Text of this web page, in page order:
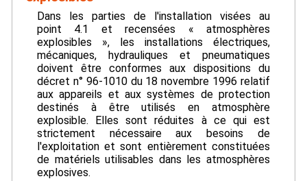
Dans les parties de l'installation visées au
point 4.1 et recensées « atmosphères
explosibles », les installations électriques,
mécaniques, hydrauliques et pneumatiques
doivent être conformes aux dispositions du
décret n° 96-1010 du 18 novembre 1996 relatif
aux appareils et aux systèmes de protection
destinés à être utilisés en atmosphère
explosible. Elles sont réduites à ce qui est
strictement nécessaire aux besoins de
l'exploitation et sont entièrement constituées
de matériels utilisables dans les atmosphères
explosives.